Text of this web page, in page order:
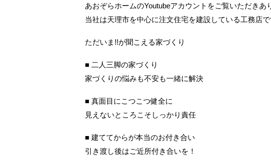
あおぞらホームのYoutubeアカウントをご覧いただきあ
当社は天理市を中心に注文住宅を建設している工務店で
ただいま!!が聞こえる家づくり
■ 二人三脚の家づくり
家づくりの悩みも不安も一緒に解決
■ 真面目にこつこつ健全に
見えないところこそしっかり責任
■ 建ててからが本当のお付き合い
引き渡し後はご近所付き合いを！